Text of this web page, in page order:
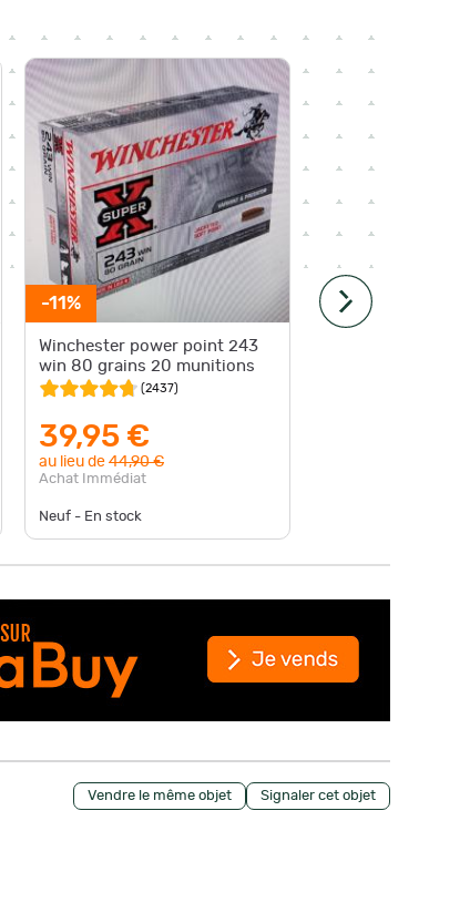
-11%
Winchester power point 243
win 80 grains 20 munitions
(2437)
39,95 €
au lieu de 44,90 €
Achat Immédiat
Neuf - En stock
Vendre le même objet Signaler cet objet